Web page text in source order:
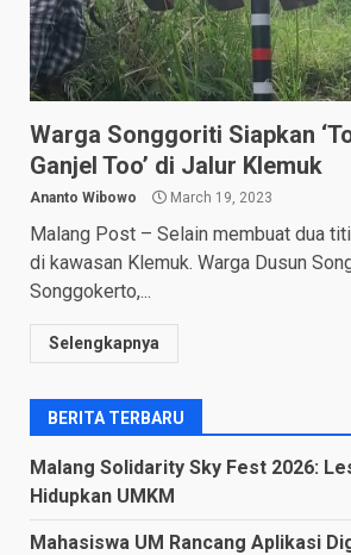
Warga Songgoriti Siapkan
Ganjel Too’ di Jalur Klemuk
Ananto Wibowo March 19, 2023
Malang Post – Selain membuat dua
di kawasan Klemuk. Warga Dusun
Songgokerto,...
Selengkapnya
BERITA TERBARU
Malang Solidarity Sky Fest 2026:
Hidupkan UMKM
Mahasiswa UM Rancang Aplikasi